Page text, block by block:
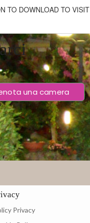
TO DOWNLOAD TO VISIT
una camera
Privacy